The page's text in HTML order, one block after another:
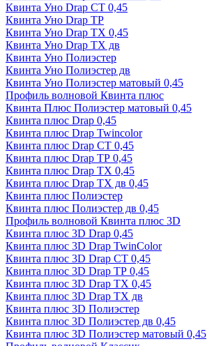
Квинта Уно Drap СТ 0,45
Квинта Уно Drap ТР
Квинта Уно Drap ТХ 0,45
Квинта Уно Drap ТХ дв
Квинта Уно Полиэстер
Квинта Уно Полиэстер дв
Квинта Уно Полиэстер матовый 0,45
Профиль волновой Квинта плюс
Квинта Плюс Полиэстер матовый 0,45
Квинта плюс Drap 0,45
Квинта плюс Drap Twincolor
Квинта плюс Drap СТ 0,45
Квинта плюс Drap ТР 0,45
Квинта плюс Drap ТХ 0,45
Квинта плюс Drap ТХ дв 0,45
Квинта плюс Полиэстер
Квинта плюс Полиэстер дв 0,45
Профиль волновой Квинта плюс 3D
Квинта плюс 3D Drap 0,45
Квинта плюс 3D Drap TwinColor
Квинта плюс 3D Drap СТ 0,45
Квинта плюс 3D Drap ТР 0,45
Квинта плюс 3D Drap ТХ 0,45
Квинта плюс 3D Drap ТХ дв
Квинта плюс 3D Полиэстер
Квинта плюс 3D Полиэстер дв 0,45
Квинта плюс 3D Полиэстер матовый 0,45